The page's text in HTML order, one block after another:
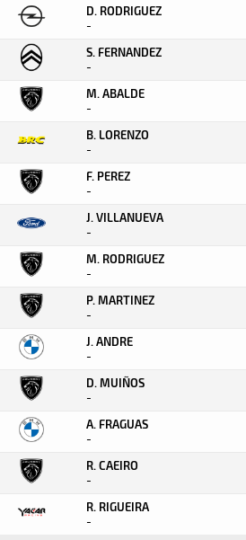
D. RODRIGUEZ
-
S. FERNANDEZ
-
M. ABALDE
-
B. LORENZO
-
F. PEREZ
-
J. VILLANUEVA
-
M. RODRIGUEZ
-
P. MARTINEZ
-
J. ANDRE
-
D. MUIÑOS
-
A. FRAGUAS
-
R. CAEIRO
-
R. RIGUEIRA
-